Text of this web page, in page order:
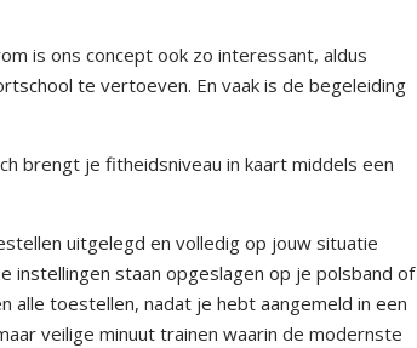
is ons concept ook zo interessant, aldus
te vertoeven. En vaak is de begeleiding
brengt je fitheidsniveau in kaart middels een
uitgelegd en volledig op jouw situatie
instellingen staan opgeslagen op je polsband of
alle toestellen, nadat je hebt aangemeld in een
veilige minuut trainen waarin de modernste